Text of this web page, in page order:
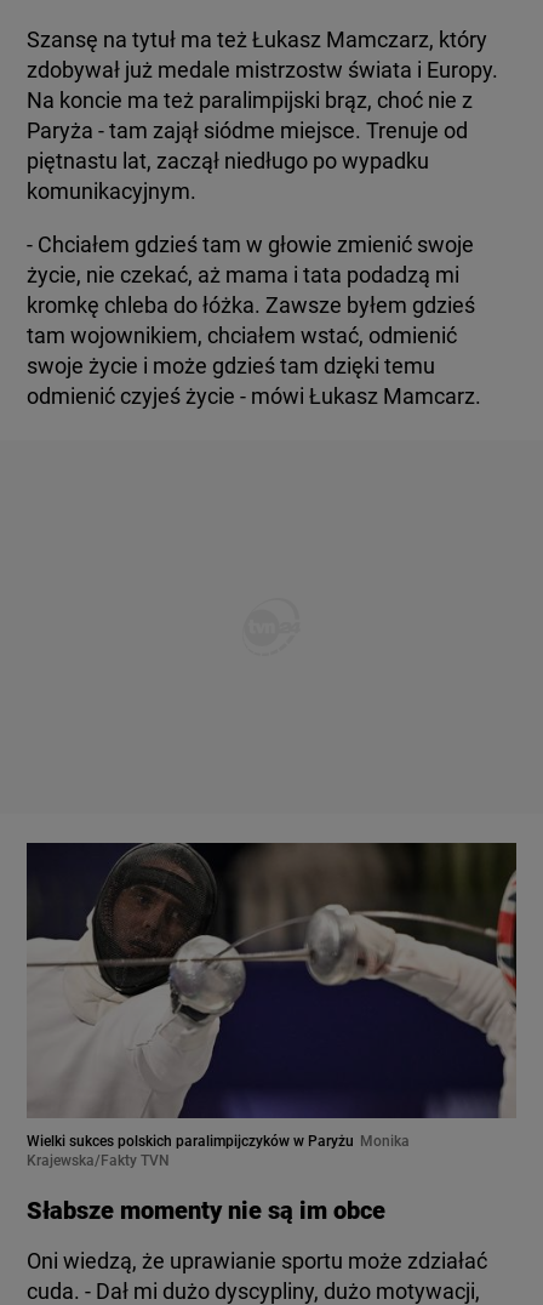
Szansę na tytuł ma też Łukasz Mamczarz, który
zdobywał już medale mistrzostw świata i Europy.
Na koncie ma też paralimpijski brąz, choć nie z
Paryża - tam zajął siódme miejsce. Trenuje od
piętnastu lat, zaczął niedługo po wypadku
komunikacyjnym.
- Chciałem gdzieś tam w głowie zmienić swoje
życie, nie czekać, aż mama i tata podadzą mi
kromkę chleba do łóżka. Zawsze byłem gdzieś
tam wojownikiem, chciałem wstać, odmienić
swoje życie i może gdzieś tam dzięki temu
odmienić czyjeś życie - mówi Łukasz Mamcarz.
Wielki sukces polskich paralimpijczyków w Paryżu Monika
Krajewska/Fakty TVN
Słabsze momenty nie są im obce
Oni wiedzą, że uprawianie sportu może zdziałać
cuda. - Dał mi dużo dyscypliny, dużo motywacji,